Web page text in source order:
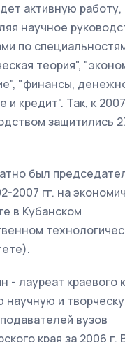
активную работу,
научное
по
теория",
"финансы,
и кредит". Так, к
защитились
был
2007 гг. на
в Кубанском
- лауреат краевого
научную и
вузов
края за 2006 г.